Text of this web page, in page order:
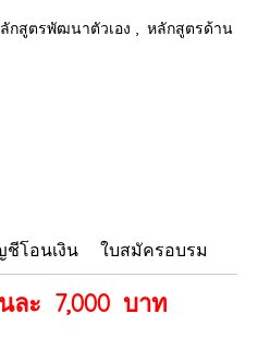
กสูตรพัฒนาตัวเอง , หลักสูตรด้าน
โอนเงิน ใบสมัครอบรม
ละ 7,000 บาท